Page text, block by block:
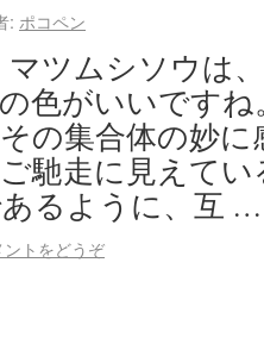
: ポコペン
ツムシソウは
色がいいです
の集合体の妙
馳走に見えて
あるように、互
ントをどうぞ